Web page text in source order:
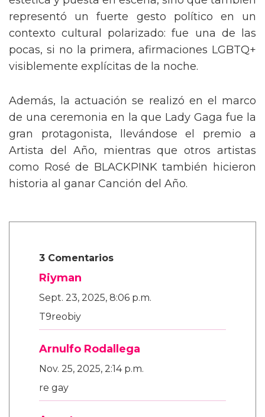
estética y puesta en escena, sino que también
representó un fuerte gesto político en un
contexto cultural polarizado: fue una de las
pocas, si no la primera, afirmaciones LGBTQ+
visiblemente explícitas de la noche.
Además, la actuación se realizó en el marco
de una ceremonia en la que Lady Gaga fue la
gran protagonista, llevándose el premio a
Artista del Año, mientras que otros artistas
como Rosé de BLACKPINK también hicieron
historia al ganar Canción del Año.
Riyman
Arnulfo Rodallega